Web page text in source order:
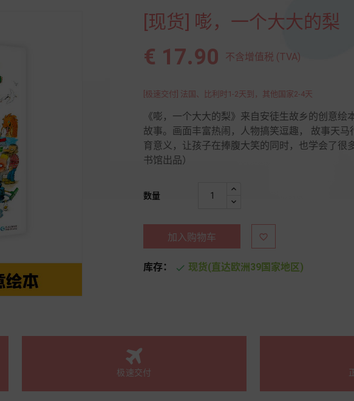
[现货] 嘭，一个大大的梨
€ 17.90 不含增值税 (TVA)
[极速交付] 法国、比利时1-2天到，其他国家2-4天
《嘭，一个大大的梨》来自安徒生故乡的创意绘
故事。画面丰富热闹，人物搞笑逗趣， 故事天
育意义，让孩子在捧腹大笑的同时，也学会了很
书馆出品）
数量
加入购物车 
库存：  现货(直达欧洲39国家地区)
极速交付